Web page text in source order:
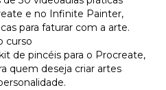
e no Infinite Painter,
para faturar com a arte.
curso
de pincéis para o Procreate,
quem deseja criar artes